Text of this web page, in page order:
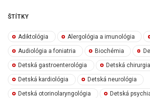
ŠTÍTKY
Adiktológia Alergológia a imunológia
Audiológia a foniatria Biochémia
Detská gastroenterológia Detská chirurgia
Detská kardiológia Detská neurológia
Detská otorinolaryngológia Detská